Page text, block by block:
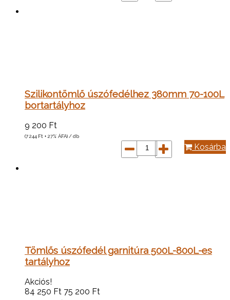
Szilikontömlő úszófedélhez 380mm 70-100L
bortartályhoz
9 200 Ft
(7 244 Ft + 27% ÁFA) / db
Kosárba
Tömlős úszófedél garnitúra 500L-800L-es
tartályhoz
Akciós!
84 250 Ft 75 200 Ft